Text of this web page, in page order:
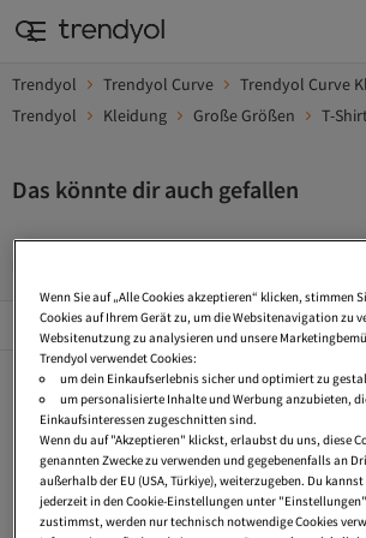
Trendyol Trendyol Curve Trendyol Curve
Trendyol
Kleidung Große Größen T-
Das könnte dir auch gefallen
Beliebte Seiten
Kurzarm T Shirt T Shirt Farbverlauf
Bedruckte Damen T-Shirts Oversized T-Shirts
Damen Sommer T-ShirtsWeihnachten T Shirt
Lange T-Shirts
Curve Blue
Wenn Sie auf „Alle Cookies akzeptieren“ klicken, stimmen
Cookies auf Ihrem Gerät zu, um die Websitenavigation zu
Websitenutzung zu analysieren und unsere
Trendyol verwendet Cookies:
um dein Einkaufserlebnis sicher und optimiert zu
um personalisierte Inhalte und Werbung anzubieten,
Einkaufsinteressen zugeschnitten sind.
Wenn du auf "Akzeptieren" klickst, erlaubst du uns, diese
genannten Zwecke zu verwenden und gegebenenfalls an
außerhalb der EU (USA, Türkiye), weiterzugeben. Du
jederzeit in den Cookie-Einstellungen unter
zustimmst, werden nur technisch notwendige Cookies